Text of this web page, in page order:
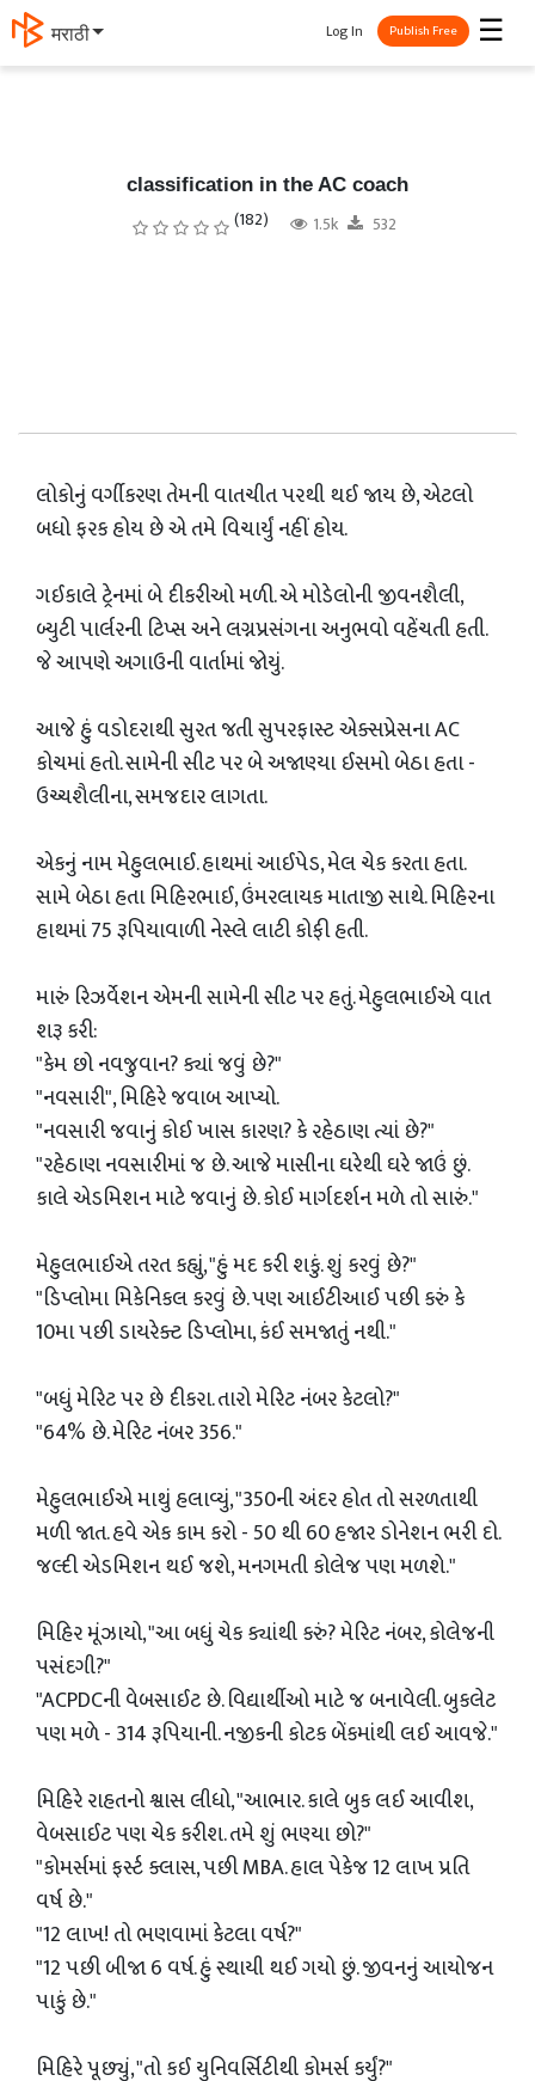
मराठी ☰
Log In Publish Free
classification in the AC coach
(182) 1.5k 532
લોકોનું વર્ગીકરણ તેમની વાતચીત પરથી થઈ જાય છે, એટલો
બધો ફરક હોય છે એ તમે વિચાર્યું નહીં હોય.
ગઈકાલે ટ્રેનમાં બે દીકરીઓ મળી. એ મોડેલોની જીવનશૈલી,
બ્યુટી પાર્લરની ટિપ્સ અને લગ્નપ્રસંગના અનુભવો વહેંચતી હતી.
જે આપણે અગાઉની વાર્તામાં જોયું.
આજે હું વડોદરાથી સુરત જતી સુપરફાસ્ટ એક્સપ્રેસના AC
કોચમાં હતો. સામેની સીટ પર બે અજાણ્યા ઈસમો બેઠા હતા -
ઉચ્ચશૈલીના, સમજદાર લાગતા.
એકનું નામ મેહુલભાઈ. હાથમાં આઈપેડ, મેલ ચેક કરતા હતા.
સામે બેઠા હતા મિહિરભાઈ, ઉંમરલાયક માતાજી સાથે. મિહિરના
હાથમાં 75 રૂપિયાવાળી નેસ્લે લાટી કોફી હતી.
મારું રિઝર્વેશન એમની સામેની સીટ પર હતું. મેહુલભાઈએ વાત
શરૂ કરી:
"કેમ છો નવજુવાન? ક્યાં જવું છે?"
"નવસારી", મિહિરે જવાબ આપ્યો.
"નવસારી જવાનું કોઈ ખાસ કારણ? કે રહેઠાણ ત્યાં છે?"
"રહેઠાણ નવસારીમાં જ છે. આજે માસીના ઘરેથી ઘરે જાઉં છું.
કાલે એડમિશન માટે જવાનું છે. કોઈ માર્ગદર્શન મળે તો સારું."
મેહુલભાઈએ તરત કહ્યું, "હું મદ કરી શકું. શું કરવું છે?"
"ડિપ્લોમા મિકેનિકલ કરવું છે. પણ આઈટીઆઈ પછી કરું કે
10મા પછી ડાયરેક્ટ ડિપ્લોમા, કંઈ સમજાતું નથી."
"બધું મેરિટ પર છે દીકરા. તારો મેરિટ નંબર કેટલો?"
"64% છે. મેરિટ નંબર 356."
મેહુલભાઈએ માથું હલાવ્યું, "350ની અંદર હોત તો સરળતાથી
મળી જાત. હવે એક કામ કરો - 50 થી 60 હજાર ડોનેશન ભરી દો.
જલ્દી એડમિશન થઈ જશે, મનગમતી કોલેજ પણ મળશે."
મિહિર મૂંઝાયો, "આ બધું ચેક ક્યાંથી કરું? મેરિટ નંબર, કોલેજની
પસંદગી?"
"ACPDCની વેબસાઈટ છે. વિદ્યાર્થીઓ માટે જ બનાવેલી. બુકલેટ
પણ મળે - 314 રૂપિયાની. નજીકની કોટક બેંકમાંથી લઈ આવજે."
મિહિરે રાહતનો શ્વાસ લીધો, "આભાર. કાલે બુક લઈ આવીશ,
વેબસાઈટ પણ ચેક કરીશ. તમે શું ભણ્યા છો?"
"કોમર્સમાં ફર્સ્ટ ક્લાસ, પછી MBA. હાલ પેકેજ 12 લાખ પ્રતિ
વર્ષ છે."
"12 લાખ! તો ભણવામાં કેટલા વર્ષ?"
"12 પછી બીજા 6 વર્ષ. હું સ્થાયી થઈ ગયો છું. જીવનનું આયોજન
પાકું છે."
મિહિરે પૂછ્યું, "તો કઈ યુનિવર્સિટીથી કોમર્સ કર્યું?"